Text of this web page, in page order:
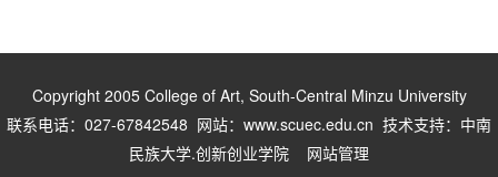
Copyright 2005 College of Art, South-Central Minzu University
联系电话：027-67842548 网站：www.scuec.edu.cn 技术支持：中南
民族大学.创新创业学院 网站管理